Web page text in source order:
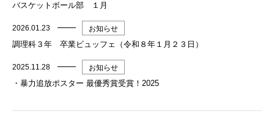
バスケットボール部 １月
2026.01.23 お知らせ
調理科３年 卒業ビュッフェ（令和８年１月２３日）
2025.11.28 お知らせ
・暴力追放ポスター 最優秀賞受賞！2025